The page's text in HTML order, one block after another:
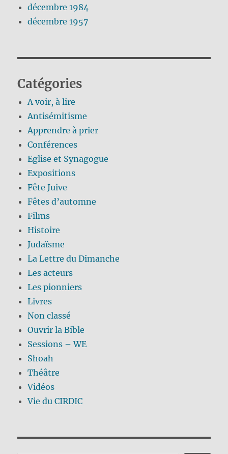
décembre 1984
décembre 1957
Catégories
A voir, à lire
Antisémitisme
Apprendre à prier
Conférences
Eglise et Synagogue
Expositions
Fête Juive
Fêtes d’automne
Films
Histoire
Judaïsme
La Lettre du Dimanche
Les acteurs
Les pionniers
Livres
Non classé
Ouvrir la Bible
Sessions – WE
Shoah
Théâtre
Vidéos
Vie du CIRDIC